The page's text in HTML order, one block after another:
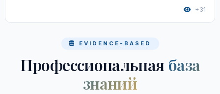
+31
EVIDENCE-BASED
Профессиональная база
знаний